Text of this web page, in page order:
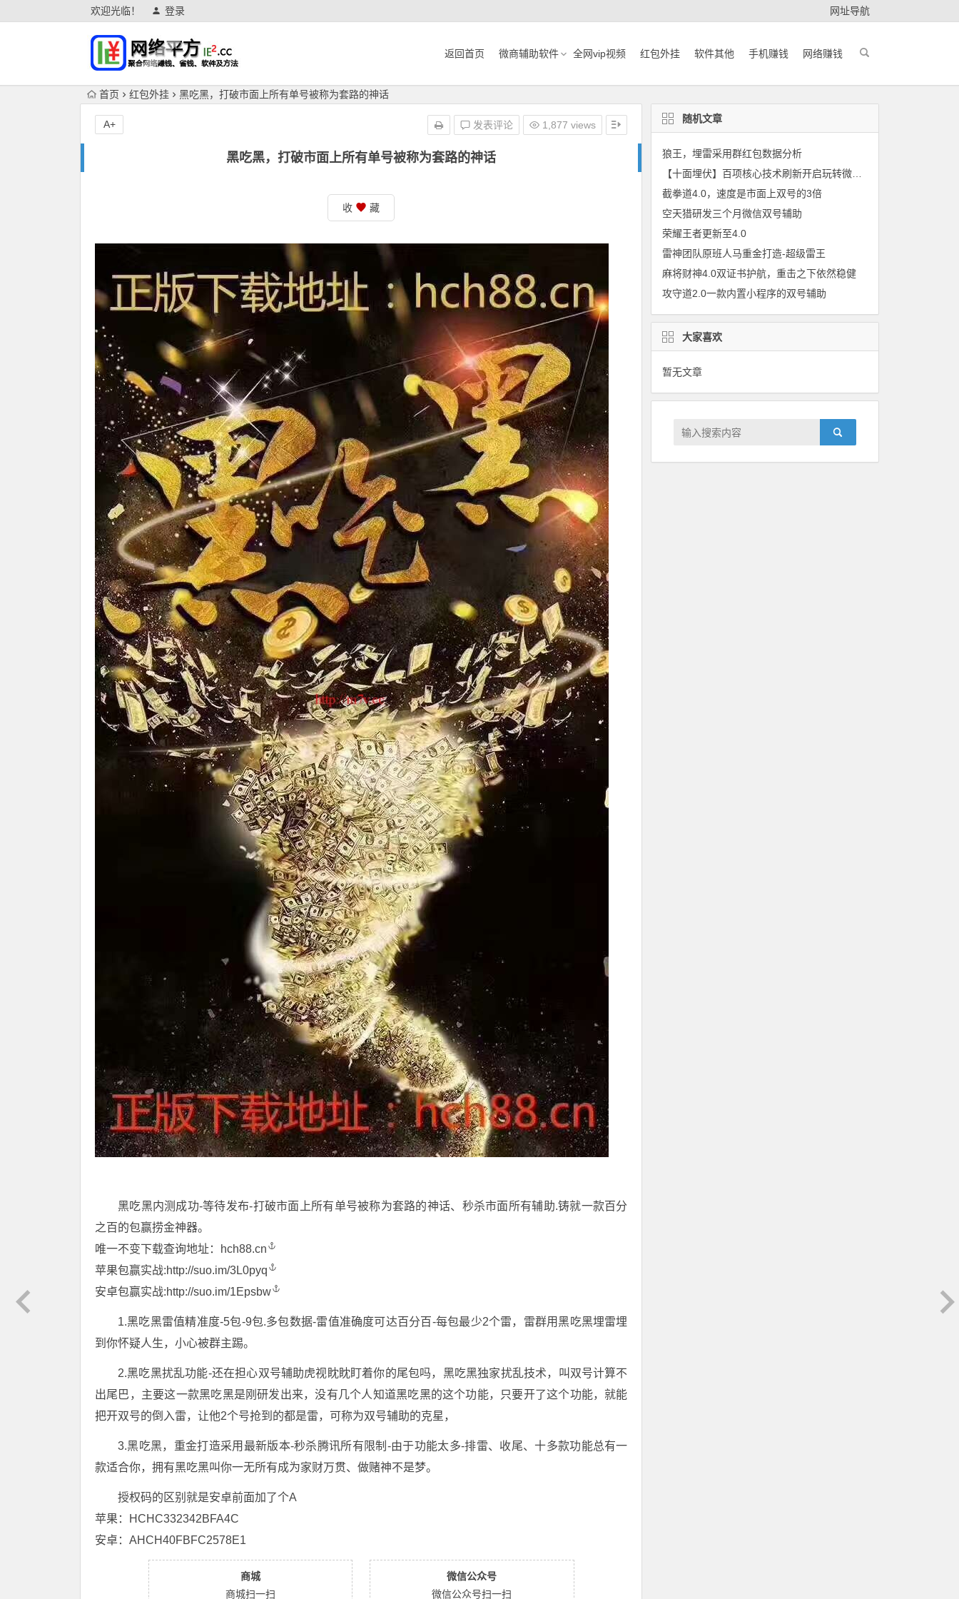
欢迎光临！ 登录 网址导航
返回首页 微商辅助软件 全网vip视频 红包外挂 软件其他 手机赚钱 网络赚钱
首页 红包外挂 黑吃黑，打破市面上所有单号被称为套路的神话
黑吃黑，打破市面上所有单号被称为套路的神话
发表评论 1,877 views
A+
收 藏
黑吃黑内测成功-等待发布-打破市面上所有单号被称为套路的神话、秒杀市面所有辅助.铸就一款百分
之百的包赢捞金神器。
唯一不变下载查询地址：
hch88.cn
苹果包赢实战:http://suo.im/3L0pyq
安卓包赢实战:http://suo.im/1Epsbw
1.黑吃黑雷值精准度-5包-9包.多包数据-雷值准确度可达百分百-每包最少2个雷，雷群用黑吃黑埋雷埋
到你怀疑人生，小心被群主踢。
2.黑吃黑扰乱功能-还在担心双号辅助虎视眈眈盯着你的尾包吗，黑吃黑独家扰乱技术，叫双号计算不
出尾巴，主要这一款黑吃黑是刚研发出来，没有几个人知道黑吃黑的这个功能，只要开了这个功能，就能
把开双号的倒入雷，让他2个号抢到的都是雷，可称为双号辅助的克星，
3.黑吃黑，重金打造采用最新版本-秒杀腾讯所有限制-由于功能太多-排雷、收尾、十多款功能总有一
款适合你，拥有黑吃黑叫你一无所有成为家财万贯、做赌神不是梦。
授权码的区别就是安卓前面加了个A
苹果：HCHC332342BFA4C
安卓：AHCH40FBFC2578E1
商城
商城扫一扫
微信公众号
微信公众号扫一扫
随机文章
狼王，埋雷采用群红包数据分析
【十面埋伏】百项核心技术刷新开启玩转微信红包新时代
截拳道4.0，速度是市面上双号的3倍
空天猎研发三个月微信双号辅助
荣耀王者更新至4.0
雷神团队原班人马重金打造-超级雷王
麻将财神4.0双证书护航，重击之下依然稳健
攻守道2.0一款内置小程序的双号辅助
大家喜欢
暂无文章